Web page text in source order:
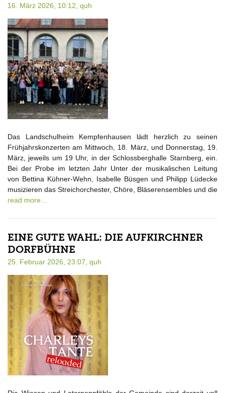
16. März 2026, 10:12, quh
Das Landschulheim Kempfenhausen lädt herzlich zu seinen
Frühjahrskonzerten am Mittwoch, 18. März, und Donnerstag, 19.
März, jeweils um 19 Uhr, in der Schlossberghalle Starnberg, ein.
Bei der Probe im letzten Jahr Unter der musikalischen Leitung
von Bettina Kühner-Wehn, Isabelle Büsgen und Philipp Lüdecke
musizieren das Streichorchester, Chöre, Bläserensembles und die
read more…
EINE GUTE WAHL: DIE AUFKIRCHNER
DORFBÜHNE
25. Februar 2026, 23:07, quh